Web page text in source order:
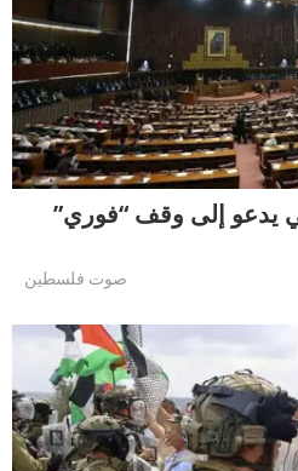
يدعو إلى وقف “فوري”
صوت فلسطين